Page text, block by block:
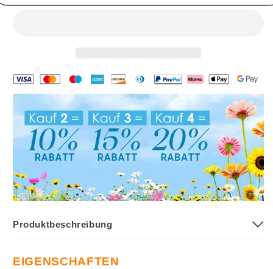
Produktbeschreibung
EIGENSCHAFTEN